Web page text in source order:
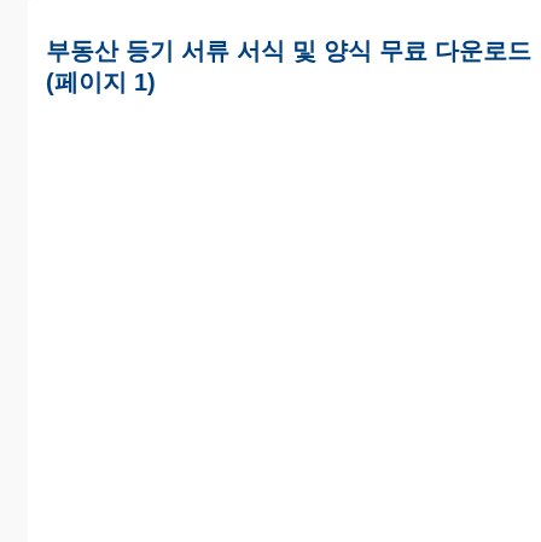
부동산 등기 서류 서식 및 양식 무료 다운로드
(페이지 1)